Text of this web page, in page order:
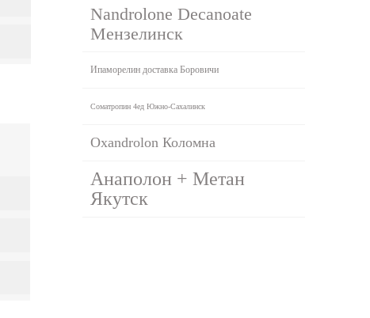
Nandrolone Decanoate
Мензелинск
Ипаморелин доставка Боровичи
Cоматропин 4ед Южно-Сахалинск
Oxandrolon Коломна
Анаполон + Метан
Якутск